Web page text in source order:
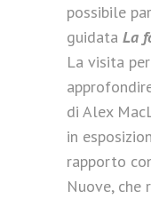
possibile
guidata La
La visita
di Alex
in
rapporto
Nuove,